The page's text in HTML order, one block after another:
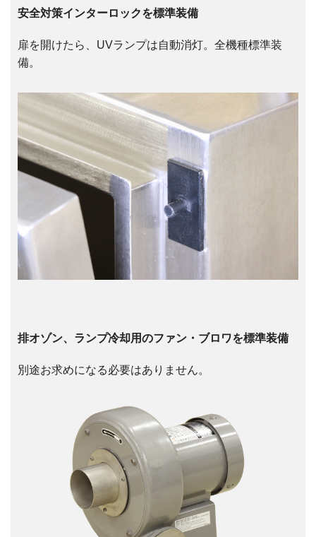
安全対策インターロックを標準装備
扉を開けたら、UVランプは自動消灯。全機種標準装
備。
排オゾン、ランプ冷却用のファン・ブロワを標準装備
別途お求めになる必要はありません。